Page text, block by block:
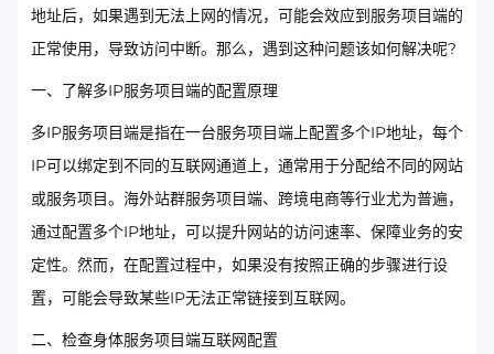
地址后，如果遇到无法上网的情况，可能会效应到服务项目端的
正常使用，导致访问中断。那么，遇到这种问题该如何解决呢?
一、了解多IP服务项目端的配置原理
多IP服务项目端是指在一台服务项目端上配置多个IP地址，每个
IP可以绑定到不同的互联网通道上，通常用于分配给不同的网站
或服务项目。海外站群服务项目端、跨境电商等行业尤为普遍，
通过配置多个IP地址，可以提升网站的访问速率、保障业务的安
定性。然而，在配置过程中，如果没有按照正确的步骤进行设
置，可能会导致某些IP无法正常链接到互联网。
二、检查身体服务项目端互联网配置